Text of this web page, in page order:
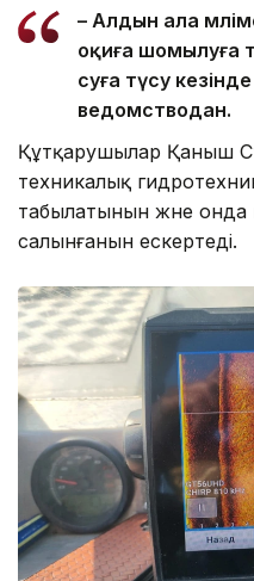
– Алдын ала
оқиға шомылуға
суға түсу
ведомстводан.
Құтқарушылар Қаныш
техникалық
табылатынын және
салынғанын ескертеді.